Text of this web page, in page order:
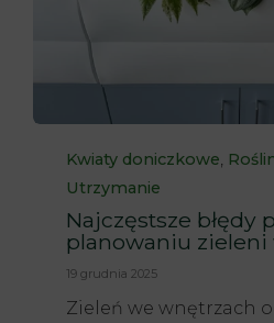
Category
Kwiaty doniczkowe,
Utrzymanie
Najczęstsze błędy
planowaniu zieleni
19 grudnia 2025
Zieleń we wnętrzach